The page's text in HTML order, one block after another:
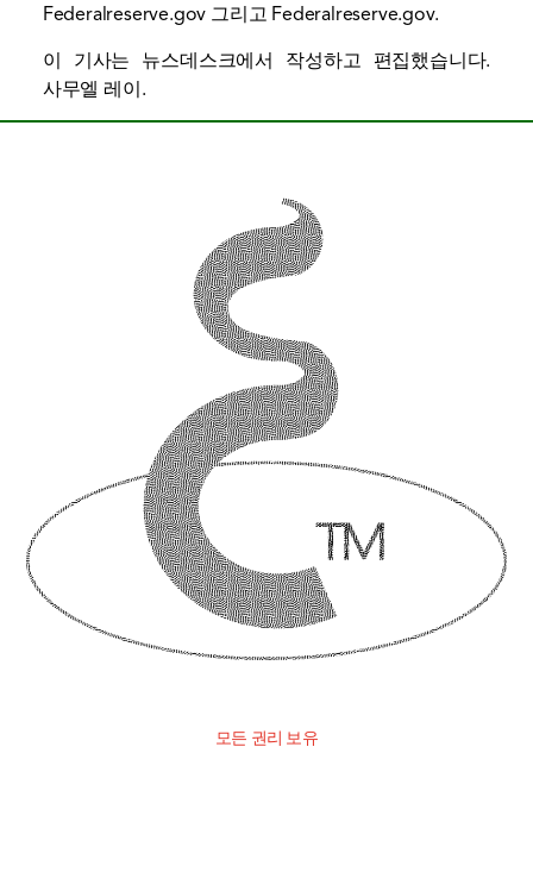
Federalreserve.gov 그리고 Federalreserve.gov.
이 기사는 뉴스데스크에서 작성하고 편집했습니다.
사무엘 레이.
모든 권리 보유